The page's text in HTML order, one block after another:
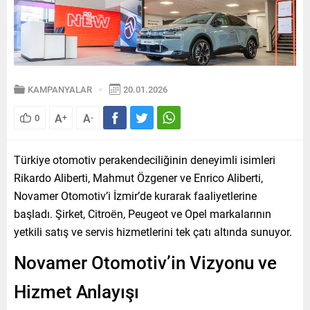
KAMPANYALAR 20.01.2026
0 A+ A-
Türkiye otomotiv perakendeciliğinin deneyimli isimleri
Rikardo Aliberti, Mahmut Özgener ve Enrico Aliberti,
Novamer Otomotiv’i İzmir’de kurarak faaliyetlerine
başladı. Şirket, Citroën, Peugeot ve Opel markalarının
yetkili satış ve servis hizmetlerini tek çatı altında sunuyor.
Novamer Otomotiv’in Vizyonu ve
Hizmet Anlayışı